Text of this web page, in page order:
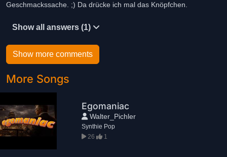
Geschmackssache. ;) Da drücke ich mal das Knöpfchen.
Show all answers (1)
Show more comments
More Songs
Egomaniac
Walter_Pichler
Synthie Pop
26
1